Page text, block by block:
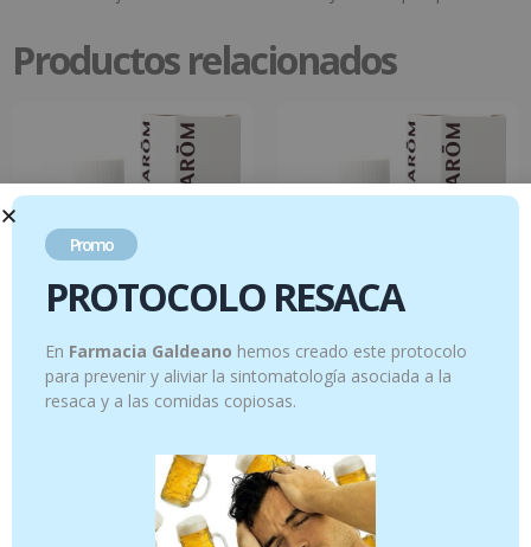
Productos relacionados
Eucalipto azul – 10 ml
€
Eucalipto – 10 ml
7.95
Añadir al carrito
Promo
PROTOCOLO RESACA
En Farmacia Galdeano hemos creado este protocolo
para prevenir y aliviar la sintomatología asociada a la
resaca y a las comidas copiosas.